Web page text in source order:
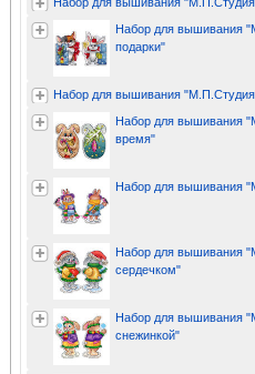
Набор для вышивания
Набор для вышивания
подарки"
Набор для вышивания
Набор для вышивания
время"
Набор для вышивания
Набор для вышивания
сердечком"
Набор для вышивания
снежинкой"